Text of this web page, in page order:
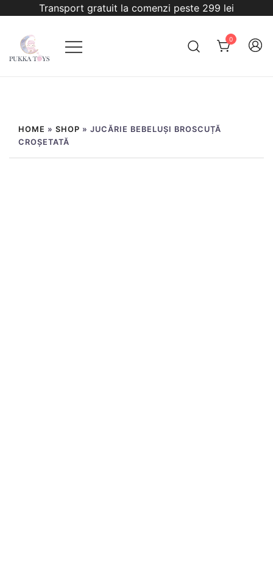
conținut
Transport gratuit la comenzi peste 299 lei
0
HOME » SHOP » JUCĂRIE BEBELUȘI BROSCUȚĂ
CROȘETATĂ